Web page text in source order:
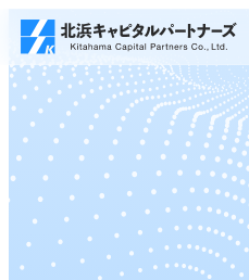
メ
イ
ン
コ
ン
テ
ン
へ